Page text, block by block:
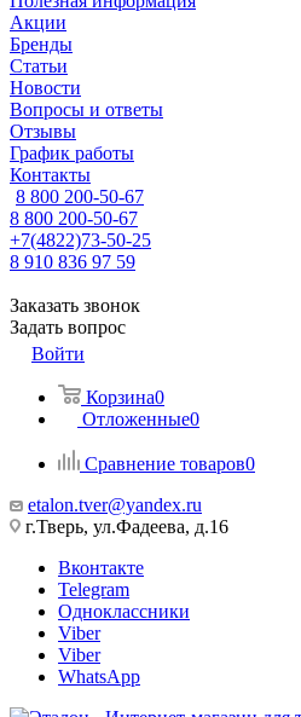
Акции
Бренды
Статьи
Новости
Вопросы и ответы
Отзывы
График работы
Контакты
8 800 200-50-67
8 800 200-50-67
+7(4822)73-50-25
8 910 836 97 59
Заказать звонок
Задать вопрос
Войти
Корзина0
Отложенные0
Сравнение товаров0
etalon.tver@yandex.ru
г.Тверь, ул.Фадеева, д.16
Вконтакте
Telegram
Одноклассники
Viber
Viber
WhatsApp